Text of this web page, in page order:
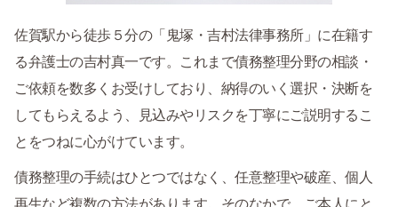
佐賀駅から徒歩５分の「鬼塚・吉村法律事務所」に在籍す
る弁護士の吉村真一です。これまで債務整理分野の相談・
ご依頼を数多くお受けしており、納得のいく選択・決断を
してもらえるよう、見込みやリスクを丁寧にご説明するこ
とをつねに心がけています。
債務整理の手続はひとつではなく、任意整理や破産、個人
再生など複数の方法があります。そのなかで、ご本人にと